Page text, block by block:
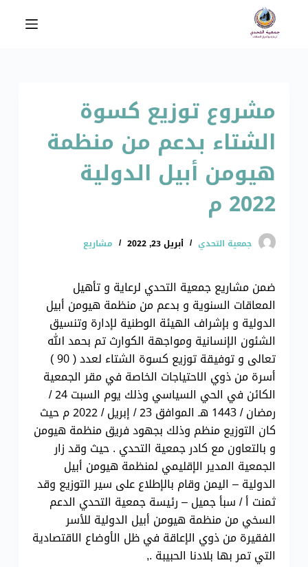
مشروع توزيع كسوة
الشتاء بدعم من منظمة
هيومن أبيل الدولية
2022 م
جمعية التحدي أبريل 23, 2022 مشاريع
ضمن مشاريع جمعية التحدي لرعاية و تأهيل
المعاقات السنوية و بدعم من منظمة هيومن أبيل
الدولية و بإشراف الهيئة الوطنية لإدارة وتنسيق
الشئون الإنسانية ومواجهة الكوارث تم بحمد الله
تعالى و توفيقة توزيع كسوة الشتاء لعدد ( 90 )
أسرة من ذوي الاحتياجات الخاصة في مقر الجمعية
الكائن في الحي السياسي وذلك يوم السبت 24 /
رمضان / 1443 هـ الموافق 23 / إبريل / 2022 م حيث
كان التوزيع منظم وذلك بجهود فريق منظمة هيومن
و بالتعاون مع كادر جمعية التحدي . حيث وقد زار
الجمعية المدير الإقليمي لمنظمة هيومن أبيل
الدولية – اليمن وقام بالإطلاع على سير التوزيع وقد
ثمنت أ / سبأ جميل – رئيسة جمعية التحدي الدعم
السخي من منظمة هيومن أبيل الدولية للأسر
الفقيرة من ذوي الإعاقة في ظل الأوضاع الاقتصادية
التي تمر بها بلادنا الحبيبة .,